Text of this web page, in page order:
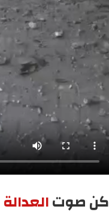
كن صوتالعدالة